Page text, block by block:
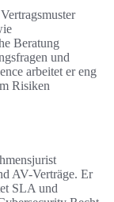
Beratung
und
arbeitet er eng
Risiken
AV-Verträge. Er
SLA und